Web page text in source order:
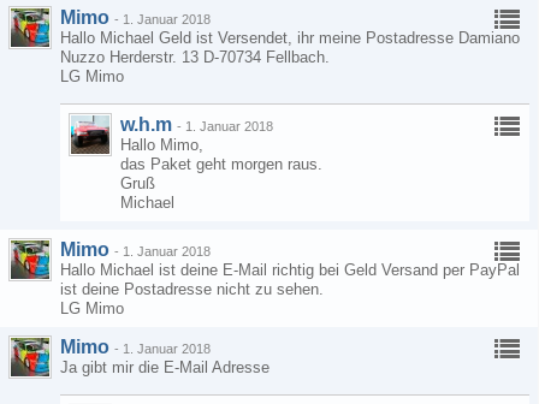
Mimo - 1. Januar 2018
Hallo Michael Geld ist Versendet, ihr meine Postadresse Damiano
Nuzzo Herderstr. 13 D-70734 Fellbach.
LG Mimo
w.h.m - 1. Januar 2018
Hallo Mimo,
das Paket geht morgen raus.
Gruß
Michael
Mimo - 1. Januar 2018
Hallo Michael ist deine E-Mail richtig bei Geld Versand per PayPal
ist deine Postadresse nicht zu sehen.
LG Mimo
Mimo - 1. Januar 2018
Ja gibt mir die E-Mail Adresse